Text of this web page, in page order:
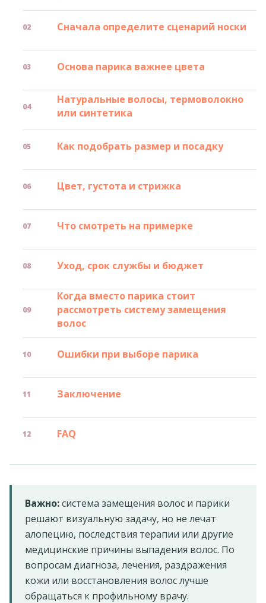
Сначала определите сценарий носки
Основа парика важнее цвета
Натуральные волосы, термоволокно
или синтетика
Как подобрать размер и посадку
Цвет, густота и стрижка
Что смотреть на примерке
Уход, срок службы и бюджет
Когда вместо парика стоит
рассмотреть систему замещения
волос
Ошибки при выборе парика
Заключение
FAQ
Важно:система замещения волос и парики
решают визуальную задачу, но не лечат
алопецию, последствия терапии или другие
медицинские причины выпадения волос. По
вопросам диагноза, лечения, раздражения
кожи или восстановления волос лучше
обращаться к профильному врачу.